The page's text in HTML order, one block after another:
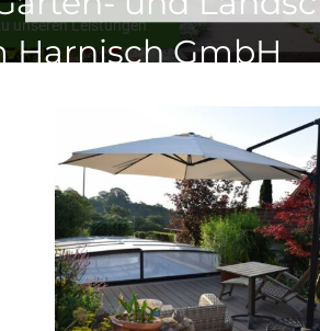
unseren Leistungen
Harnisch GmbH
Leistungen
Gartenjahr
Firmenprofil
Kontakt